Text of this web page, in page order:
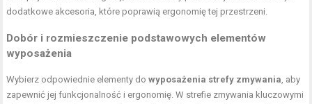
dodatkowe akcesoria, które poprawią ergonomię tej przestrzeni.
Dobór i rozmieszczenie podstawowych elementów
wyposażenia
Wybierz odpowiednie elementy dowyposażenia strefy zmywania, aby
zapewnić jej funkcjonalność i ergonomię. W strefie zmywania kluczowymi